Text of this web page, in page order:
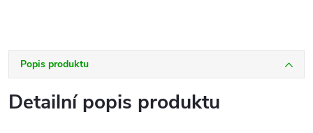
Popis produktu
Detailní popis produktu